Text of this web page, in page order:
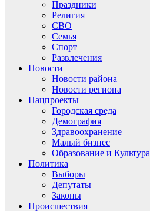
Праздники
Религия
СВО
Семья
Спорт
Развлечения
Новости
Новости района
Новости региона
Нацпроекты
Городская среда
Демография
Здравоохранение
Малый бизнес
Образование и Культура
Политика
Выборы
Депутаты
Законы
Происшествия